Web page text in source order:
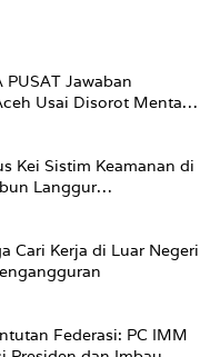
PUSAT Jawaban
Usai Disorot Mentan
Kei Sistim Keamanan di
Langgur
Cari Kerja di Luar Negeri
Federasi: PC IMM